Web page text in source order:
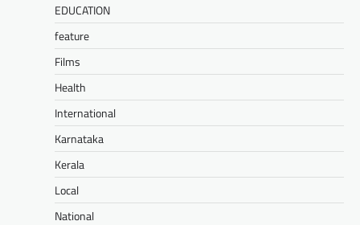
EDUCATION
feature
Films
Health
International
Karnataka
Kerala
Local
National